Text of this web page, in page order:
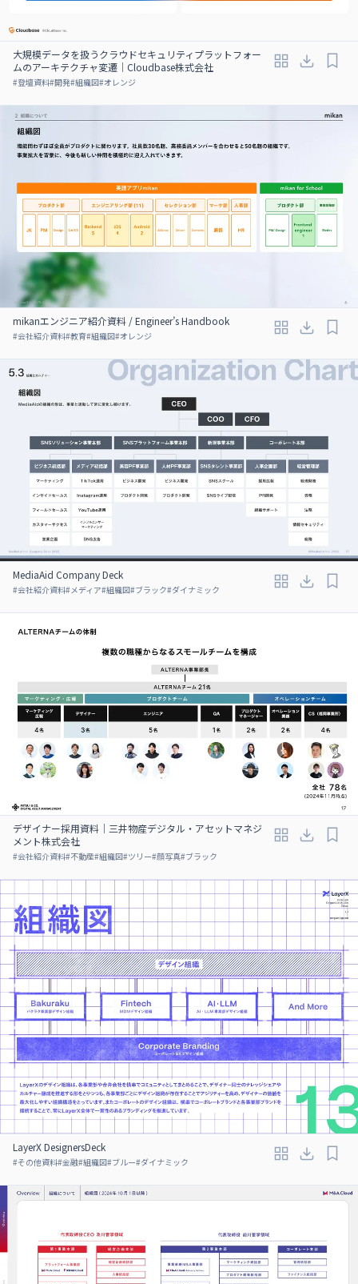
大規模データを扱うクラウドセキュリティプラットフォー
ムのアーキテクチャ変遷｜Cloudbase株式会社
#登壇資料#開発#組織図#オレンジ
mikanエンジニア紹介資料 / Engineer’s Handbook
#会社紹介資料#教育#組織図#オレンジ
MediaAid Company Deck
#会社紹介資料#メディア#組織図#ブラック#ダイナミック
デザイナー採用資料｜三井物産デジタル・アセットマネジ
メント株式会社
#会社紹介資料#不動産#組織図#ツリー#顔写真#ブラック
LayerX DesignersDeck
#その他資料#金融#組織図#ブルー#ダイナミック